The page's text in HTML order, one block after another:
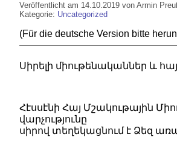
Veröffentlicht am 14.10.2019 von Armin
Kategorie: Uncategorized
(Für die deutsche Version bitte
Սիրելի միութենականներ և
Հէսսէնի Հայ Մշակութային
վարչությունը
սիրով տեղեկացնում է Ձեզ